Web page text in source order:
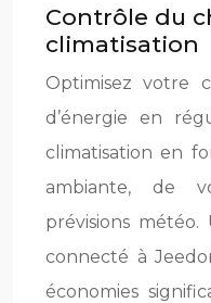
Contrôle du
climatisation
Optimisez votre
d’énergie en
climatisation en
ambiante, de
prévisions
connecté à
économies